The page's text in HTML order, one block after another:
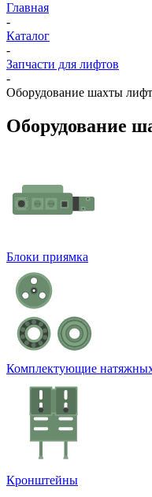
Главная
-
Каталог
-
Запчасти для лифтов
-
Оборудование шахты
Оборудование
Блоки приямка
Комплектующие натяжных
Кронштейны